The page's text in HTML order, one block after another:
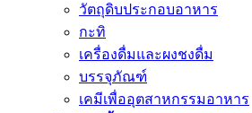
วัตถุดิบประกอบอาหาร
กะทิ
เครื่องดื่มและผงชงดื่ม
บรรจุภัณฑ์
เคมีเพื่ออุตสาหกรรมอาหาร